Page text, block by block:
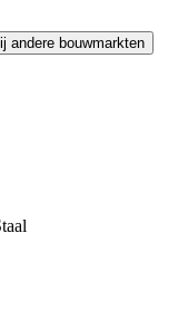
andere bouwmarkten